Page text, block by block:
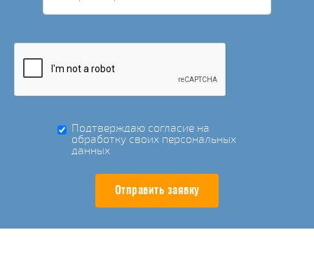
Подтверждаю согласие на
обработку своих персональных
данных
Отправить заявку